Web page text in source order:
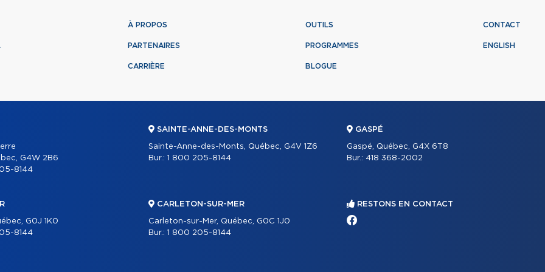
À PROPOS
PARTENAIRES
CARRIÈRE
OUTILS
PROGRAMMES
BLOGUE
CONTACT
ENGLISH
G4W 2B6
8144
G0J 1K0
8144
SAINTE-ANNE-DES-MONTS
Sainte-Anne-des-Monts, Québec, G4V 1Z6
Bur.: 1 800 205-8144
CARLETON-SUR-MER
Carleton-sur-Mer, Québec, G0C 1J0
Bur.: 1 800 205-8144
GASPÉ
Gaspé, Québec, G4X 6T8
Bur.: 418 368-2002
RESTONS EN CONTACT